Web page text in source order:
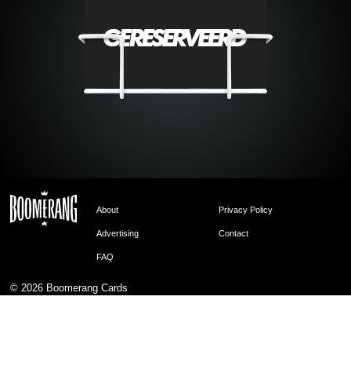
About Privacy Policy
Advertising Contact
FAQ
© 2026 Boomerang Cards